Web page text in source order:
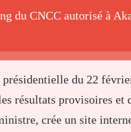
du CNCC autorisé à
du 22
résultats provisoires
crée un site